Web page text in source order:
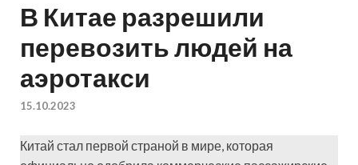
В Китае разрешили
перевозить людей на
аэротакси
15.10.2023
Китай стал первой страной в мире, которая